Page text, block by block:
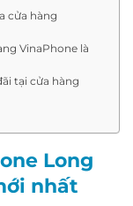
cửa hàng
VinaPhone là
tại cửa hàng
Long
nhất